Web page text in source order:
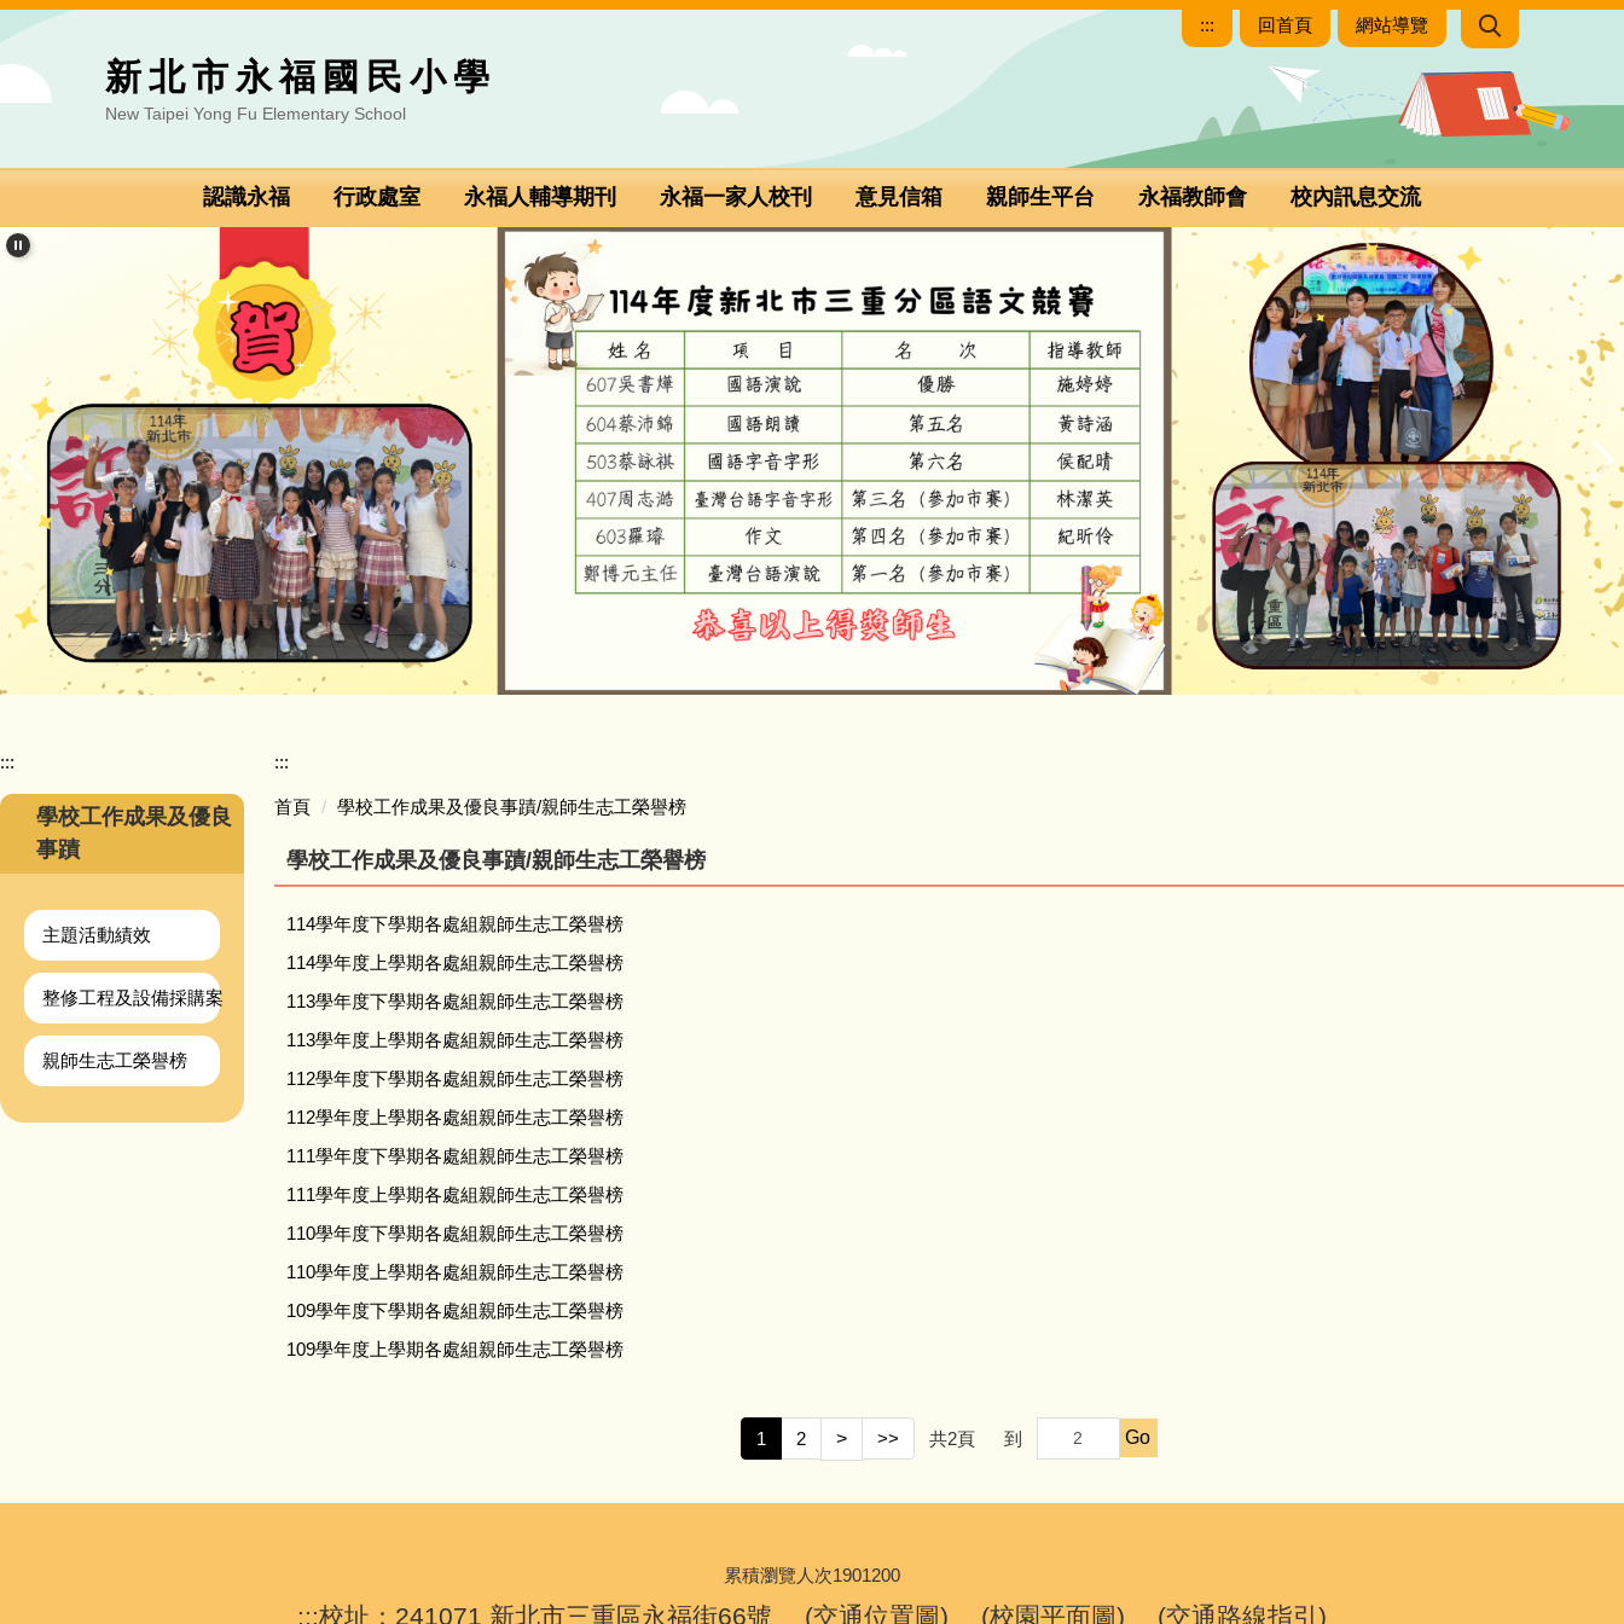
跳到主要內容區
新北市永福國民小學
New Taipei Yong Fu Elementary School
::: 回首頁 網站導覽
認識永福 行政處室 永福人輔導期刊 永福一家人校刊 意見信箱 親師生平台 永福教師會 校內訊息交流
:::
學校工作成果及優良
事蹟
主題活動績效
整修工程及設備採購案
親師生志工榮譽榜
:::
首頁 學校工作成果及優良事蹟/親師生志工榮譽榜
學校工作成果及優良事蹟/親師生志工榮譽榜
114學年度下學期各處組親師生志工榮譽榜
114學年度上學期各處組親師生志工榮譽榜
113學年度下學期各處組親師生志工榮譽榜
113學年度上學期各處組親師生志工榮譽榜
112學年度下學期各處組親師生志工榮譽榜
112學年度上學期各處組親師生志工榮譽榜
111學年度下學期各處組親師生志工榮譽榜
111學年度上學期各處組親師生志工榮譽榜
110學年度下學期各處組親師生志工榮譽榜
110學年度上學期各處組親師生志工榮譽榜
109學年度下學期各處組親師生志工榮譽榜
109學年度上學期各處組親師生志工榮譽榜
1 2 > >> 共2頁 到 Go
累積瀏覽人次1901200
:::校址：241071 新北市三重區永福街66號 (交通位置圖) (校園平面圖) (交通路線指引 )